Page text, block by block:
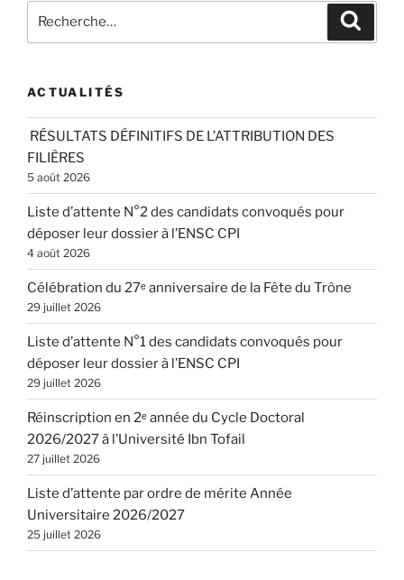
pour
ACTUALITÉS
RÉSULTATS DÉFINITIFS DE L’ATTRIBUTION DES
FILIÈRES
5 août 2026
Liste d’attente N°2 des candidats convoqués pour
déposer leur dossier à l’ENSC CPI
4 août 2026
Célébration du 27ᵉ anniversaire de la Fête du Trône
29 juillet 2026
Liste d’attente N°1 des candidats convoqués pour
déposer leur dossier à l’ENSC CPI
29 juillet 2026
Réinscription en 2ᵉ année du Cycle Doctoral
2026/2027 à l’Université Ibn Tofail
27 juillet 2026
Liste d’attente par ordre de mérite Année
Universitaire 2026/2027
25 juillet 2026